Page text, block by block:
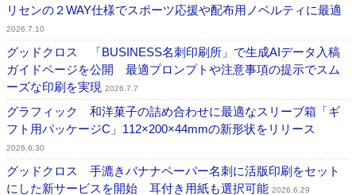
リセンの２WAY仕様でスポーツ応援や配布用ノベルティに最適
2026.7.10
グッドクロス 「BUSINESS名刺印刷所」で生成AIデータ入稿
ガイドページを公開 最適プロンプトや注意事項の提示でスム
ーズな印刷を実現 2026.7.7
グラフィック 和洋菓子の詰め合わせに最適なスリーブ箱「ギ
フト用パッケージC」112×200×44mmの新形状をリリース
2026.6.30
グッドクロス 手漉きバナナペーパー名刺に活版印刷をセット
にした新サービスを開始 耳付き用紙も選択可能 2026.6.29